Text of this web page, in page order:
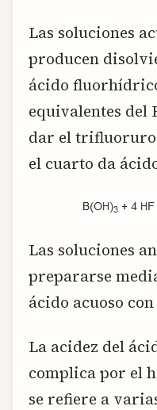
Las soluciones
producen
ácido
equivalentes del
dar el
el cuarto da
Las soluciones
prepararse
ácido acuoso
La acidez del
complica por el
se refiere a